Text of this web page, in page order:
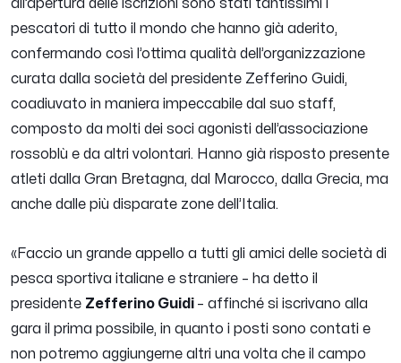
all’apertura delle iscrizioni sono stati tantissimi i
pescatori di tutto il mondo che hanno già aderito,
confermando così l’ottima qualità dell’organizzazione
curata dalla società del presidente Zefferino Guidi,
coadiuvato in maniera impeccabile dal suo staff,
composto da molti dei soci agonisti dell’associazione
rossoblù e da altri volontari. Hanno già risposto presente
atleti dalla Gran Bretagna, dal Marocco, dalla Grecia, ma
anche dalle più disparate zone dell’Italia.
«Faccio un grande appello a tutti gli amici delle società di
pesca sportiva italiane e straniere – ha detto il
presidente Zefferino Guidi – affinché si iscrivano alla
gara il prima possibile, in quanto i posti sono contati e
non potremo aggiungerne altri una volta che il campo